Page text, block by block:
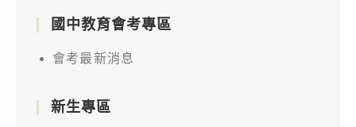
國中教育會考專區
會考最新消息
新生專區